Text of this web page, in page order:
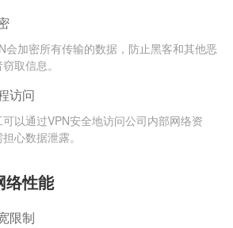
会加密所有传输的数据，防止黑客和其他恶
取信息。
访问
以通过VPN安全地访问公司内部网络资
心数据泄露。
络性能
限制